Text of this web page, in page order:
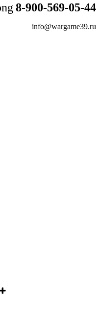
8-900-569-05-44
info@wargame39.ru